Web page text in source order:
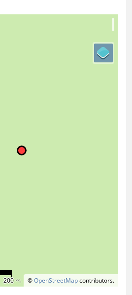
©OpenStreetMapcontributors.
200 m